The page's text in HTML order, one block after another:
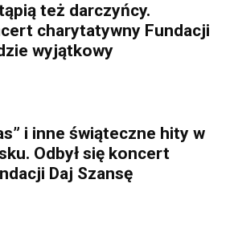
też darczyńcy.
charytatywny Fundacji
wyjątkowy
i inne świąteczne hity w
Odbył się koncert
Daj Szansę